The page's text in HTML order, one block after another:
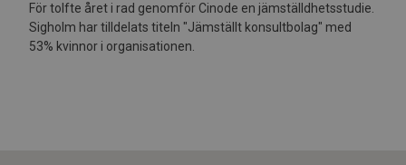
För tolfte året i rad genomför Cinode en jämställdhetsstudie.
Sigholm har tilldelats titeln "Jämställt konsultbolag" med
53% kvinnor i organisationen.